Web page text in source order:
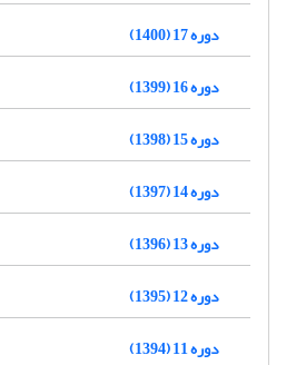
دوره 17 (1400)
دوره 16 (1399)
دوره 15 (1398)
دوره 14 (1397)
دوره 13 (1396)
دوره 12 (1395)
دوره 11 (1394)